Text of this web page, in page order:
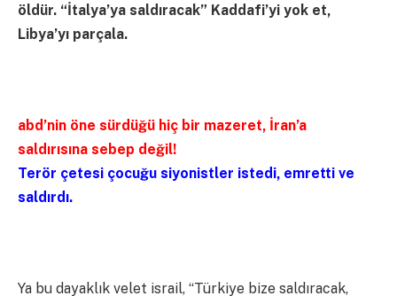
öldür. “İtalya’ya saldıracak” Kaddafi’yi yok et,
Libya’yı parçala.
abd’nin öne sürdüğü hiç bir mazeret, İran’a
saldırısına sebep değil!
Terör çetesi çocuğu siyonistler istedi, emretti ve
saldırdı.
Ya bu dayaklık velet israil, “Türkiye bize saldıracak,